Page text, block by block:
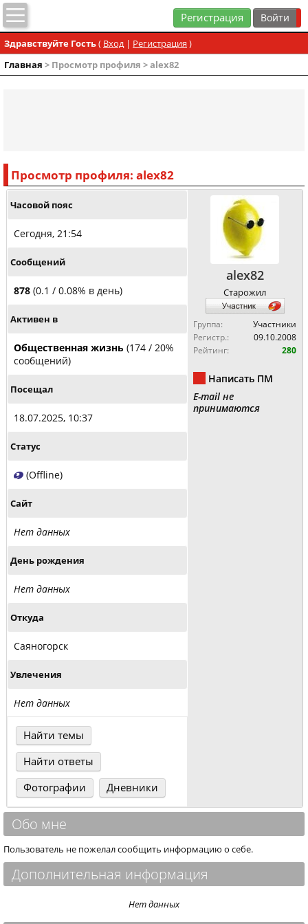
Регистрация
Здравствуйте Гость( Вход| Регистрация )
Главная > Просмотр профиля > alex82
Просмотр профиля: alex82
alex82
Старожил
Группа:
Участники
Регистр.:
09.10.2008
Рейтинг:
280
Написать ПМ
E-mail не
принимаются
Часовой пояс
Сегодня, 21:54
Сообщений
878 (0.1 / 0.08% в день)
Активен в
Общественная жизнь (174 / 20%
сообщений)
Посещал
18.07.2025, 10:37
Статус
(Offline)
Сайт
Нет данных
День рождения
Нет данных
Откуда
Саяногорск
Увлечения
Нет данных
Найти темы
Найти ответы
Фотографии
Дневники
Обо мне
Пользователь не пожелал сообщить информацию о себе.
Дополнительная информация
Нет данных